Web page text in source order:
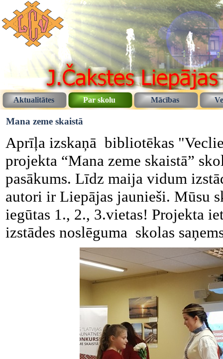
Aktualitātes Par skolu Mācības
Mana zeme skaistā
Aprīļa izskaņā bibliotēkas
projekta “Mana zeme skaistā”
pasākums. Līdz maija vidum
autori ir Liepājas jaunieši. Mūsu
iegūtas 1., 2., 3.vietas! Projekta
izstādes noslēguma skolas